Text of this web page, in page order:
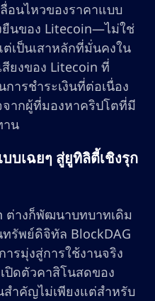
อนไหวของราคาแบบ
นของ Litecoin—ไม่ใช่
เป็นเสาหลักที่มั่นคงใน
ยงของ Litecoin ที่
ารชำระเงินที่ต่อเนื่อง
ากผู้ที่มองหาคริปโตที่มี
าน
บเฉยๆ สู่ยูทิลิตี้เชิงรุก
ต่างก็พัฒนาบทบาทเดิม
รัพย์ดิจิทัล BlockDAG
ารมุ่งสู่การใช้งานจริง
ปิดตัวคาสิโนสดของ
สำคัญไม่เพียงแต่สำหรับ